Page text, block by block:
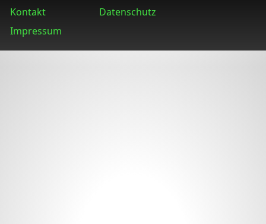
Kontakt
Datenschutz
Impressum